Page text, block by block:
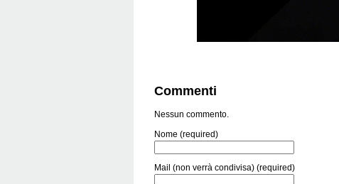
Commenti
Nessun commento.
Nome (required)
Mail (non verrà condivisa) (required)